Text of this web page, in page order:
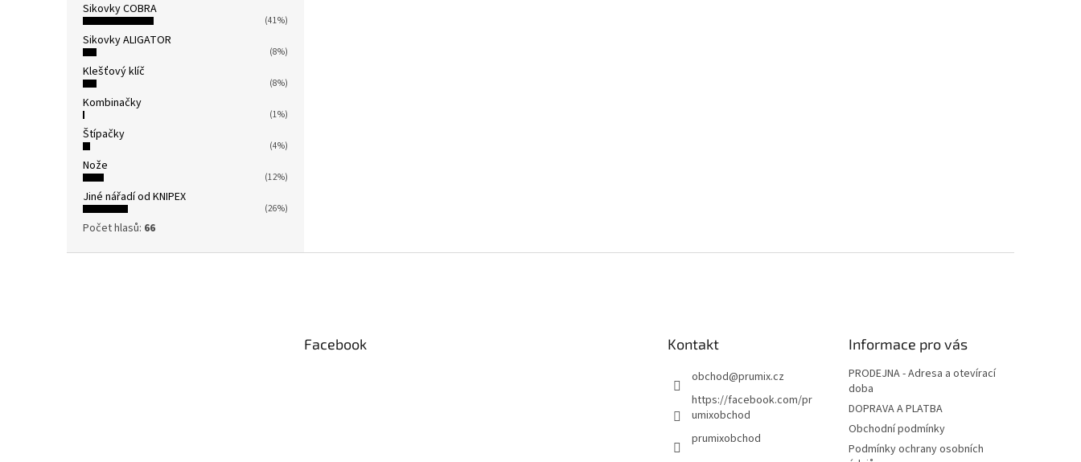
Sikovky COBRA
(41%)
Sikovky ALIGATOR
(8%)
Klešťový klíč
(8%)
Kombinačky
(1%)
Štípačky
(4%)
Nože
(12%)
Jiné nářadí od KNIPEX
(26%)
Počet hlasů: 66
Facebook Kontakt
obchod@prumix.cz
https://facebook.com/pr
umixobchod
prumixobchod
Informace pro vás
PRODEJNA - Adresa a otevírací
doba
DOPRAVA A PLATBA
Obchodní podmínky
Podmínky ochrany osobních